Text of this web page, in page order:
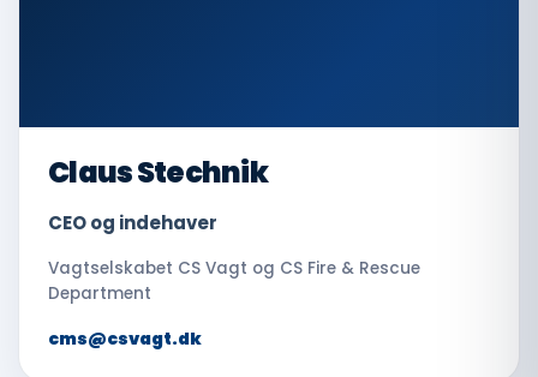
Claus Stechnik
CEO og indehaver
Vagtselskabet CS Vagt og CS Fire & Rescue
Department
cms@csvagt.dk